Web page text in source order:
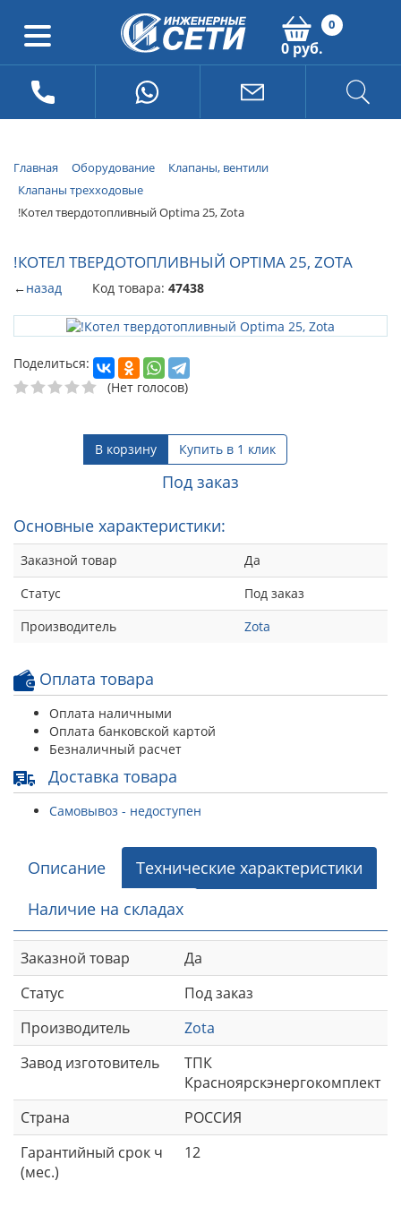
0
0 руб.
Главная Оборудование
Клапаны, вентили
Клапаны трехходовые
!Котел твердотопливный Optima 25, Zota
!КОТЕЛ ТВЕРДОТОПЛИВНЫЙ OPTIMA 25, ZOTA
←назад Код товара: 47438
Поделиться:
(Нет голосов)
В корзину Купить в 1 клик
Под заказ
Основные характеристики:
Заказной товар
Да
Статус
Под заказ
Производитель
Zota
Оплата товара
Оплата наличными
Оплата банковской картой
Безналичный расчет
Доставка товара
Самовывоз - недоступен
Описание
Технические характеристики
Наличие на складах
Заказной товар
Да
Статус
Под заказ
Производитель
Zota
Завод изготовитель
ТПК
Красноярскэнергокомплект
Страна
РОССИЯ
Гарантийный срок ч
(мес.)
12